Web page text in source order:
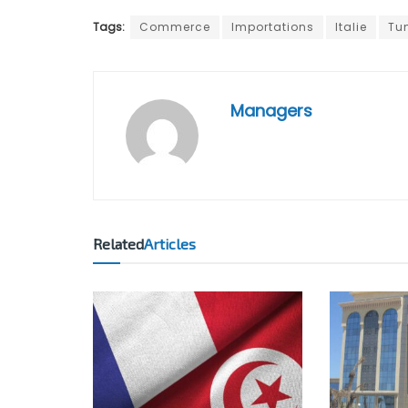
Tags: Commerce Importations Italie
Managers
RelatedArticles